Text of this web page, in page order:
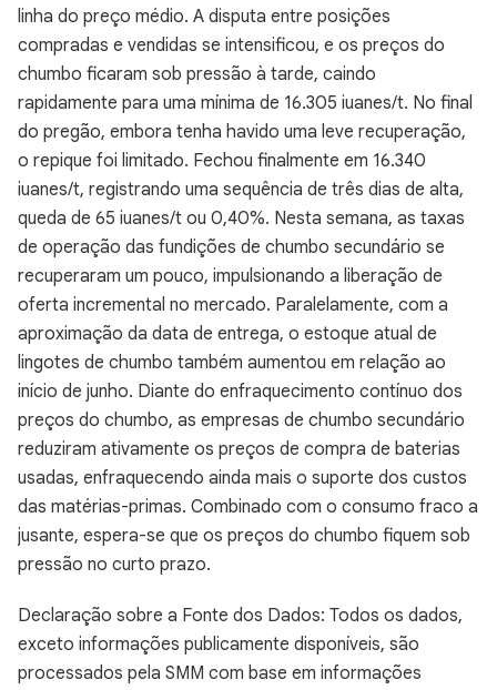
linha do preço médio. A disputa entre posições
compradas e vendidas se intensificou, e os preços do
chumbo ficaram sob pressão à tarde, caindo
rapidamente para uma mínima de 16.305 iuanes/t. No final
do pregão, embora tenha havido uma leve recuperação,
o repique foi limitado. Fechou finalmente em 16.340
iuanes/t, registrando uma sequência de três dias de alta,
queda de 65 iuanes/t ou 0,40%. Nesta semana, as taxas
de operação das fundições de chumbo secundário se
recuperaram um pouco, impulsionando a liberação de
oferta incremental no mercado. Paralelamente, com a
aproximação da data de entrega, o estoque atual de
lingotes de chumbo também aumentou em relação ao
início de junho. Diante do enfraquecimento contínuo dos
preços do chumbo, as empresas de chumbo secundário
reduziram ativamente os preços de compra de baterias
usadas, enfraquecendo ainda mais o suporte dos custos
das matérias-primas. Combinado com o consumo fraco a
jusante, espera-se que os preços do chumbo fiquem sob
pressão no curto prazo.
Declaração sobre a Fonte dos Dados: Todos os dados,
exceto informações publicamente disponíveis, são
processados pela SMM com base em informações